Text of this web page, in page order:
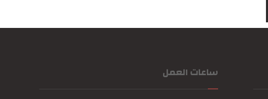
ساعات العمل